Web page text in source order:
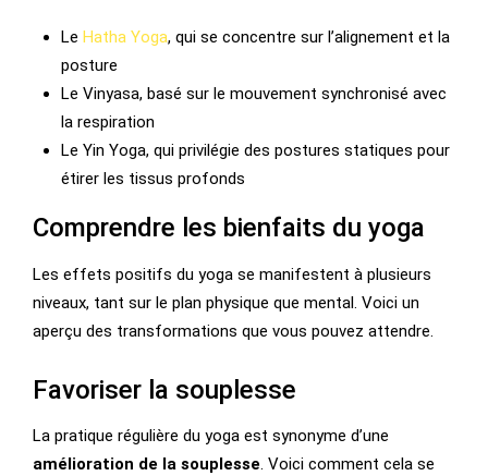
Le Hatha Yoga, qui se concentre sur l’alignement et la
posture
Le Vinyasa, basé sur le mouvement synchronisé avec
la respiration
Le Yin Yoga, qui privilégie des postures statiques pour
étirer les tissus profonds
Comprendre les bienfaits du yoga
Les effets positifs du yoga se manifestent à plusieurs
niveaux, tant sur le plan physique que mental. Voici un
aperçu des transformations que vous pouvez attendre.
Favoriser la souplesse
La pratique régulière du yoga est synonyme d’une
amélioration de la souplesse. Voici comment cela se